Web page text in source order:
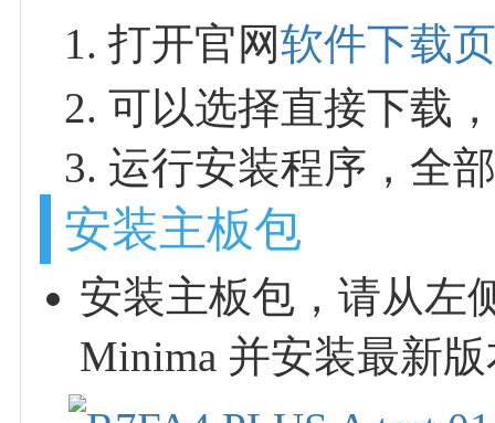
打开官网软件下载
可以选择直接下载
运行安装程序，全
安装主板包
安装主板包，请从左
Minima 并安装最新